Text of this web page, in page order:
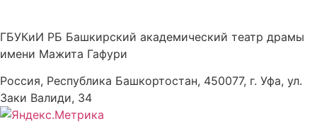
ГБУКиИ РБ Башкирский академический театр драмы
имени Мажита Гафури
Россия, Республика Башкортостан, 450077, г. Уфа, ул.
Заки Валиди, 34